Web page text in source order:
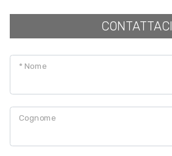
CONTATTACI
* Nome
Cognome